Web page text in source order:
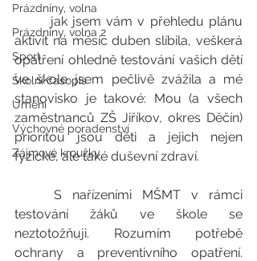
Prázdniny, volna
Prázdniny, volna 2
Sport
Školní časopis
Umění
Výchovné poradenství
Zájmové kroužky
aktivit na měsíc duben slíbila, veškerá
opatření ohledně testování vašich dětí
ve škole jsem pečlivě zvážila a mé
stanovisko je takové: Mou (a všech
zaměstnanců ZŠ Jiříkov, okres Děčín)
prioritou jsou děti a jejich nejen
fyzické, ale také duševní zdraví.
testování žáků ve škole se
neztotožňuji. Rozumím potřebě
ochrany a preventivního opatření.